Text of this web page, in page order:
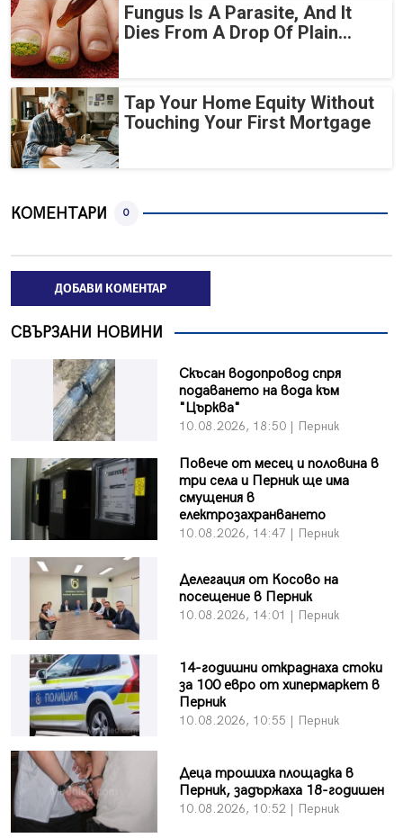
Fungus Is A Parasite, And It
Dies From A Drop Of Plain...
Tap Your Home Equity Without
Touching Your First Mortgage
КОМЕНТАРИ 0
ДОБАВИ КОМЕНТАР
СВЪРЗАНИ НОВИНИ
Скъсан водопровод спря
подаването на вода към
"Църква"
10.08.2026, 18:50 | Перник
Повече от месец и половина в
три села и Перник ще има
смущения в
електрозахранването
10.08.2026, 14:47 | Перник
Делегация от Косово на
посещение в Перник
10.08.2026, 14:01 | Перник
14-годишни откраднаха стоки
за 100 евро от хипермаркет в
Перник
10.08.2026, 10:55 | Перник
Деца трошиха площадка в
Перник, задържаха 18-годишен
10.08.2026, 10:52 | Перник